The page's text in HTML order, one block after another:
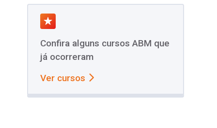
Confira alguns cursos ABM que
já ocorreram
Ver cursos